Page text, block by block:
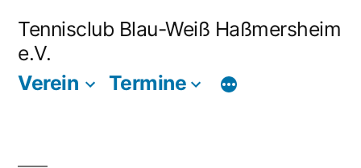
Inhalt
springen
Tennisclub Blau-Weiß Haßmersheim
e.V.
Verein
Termine